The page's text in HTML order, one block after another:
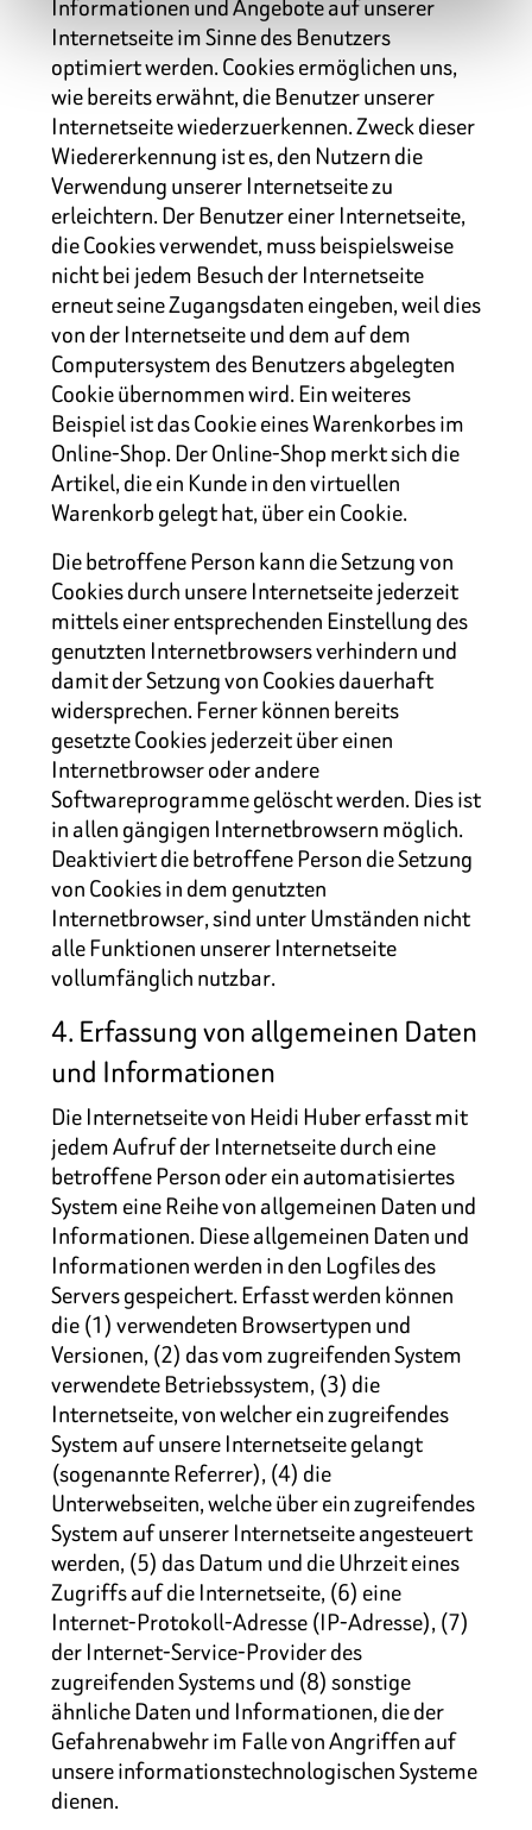
Informationen und Angebote auf unserer
Internetseite im Sinne des Benutzers
optimiert werden. Cookies ermöglichen uns,
wie bereits erwähnt, die Benutzer unserer
Internetseite wiederzuerkennen. Zweck dieser
Wiedererkennung ist es, den Nutzern die
Verwendung unserer Internetseite zu
erleichtern. Der Benutzer einer Internetseite,
die Cookies verwendet, muss beispielsweise
nicht bei jedem Besuch der Internetseite
erneut seine Zugangsdaten eingeben, weil dies
von der Internetseite und dem auf dem
Computersystem des Benutzers abgelegten
Cookie übernommen wird. Ein weiteres
Beispiel ist das Cookie eines Warenkorbes im
Online-Shop. Der Online-Shop merkt sich die
Artikel, die ein Kunde in den virtuellen
Warenkorb gelegt hat, über ein Cookie.
Die betroffene Person kann die Setzung von
Cookies durch unsere Internetseite jederzeit
mittels einer entsprechenden Einstellung des
genutzten Internetbrowsers verhindern und
damit der Setzung von Cookies dauerhaft
widersprechen. Ferner können bereits
gesetzte Cookies jederzeit über einen
Internetbrowser oder andere
Softwareprogramme gelöscht werden. Dies ist
in allen gängigen Internetbrowsern möglich.
Deaktiviert die betroffene Person die Setzung
von Cookies in dem genutzten
Internetbrowser, sind unter Umständen nicht
alle Funktionen unserer Internetseite
vollumfänglich nutzbar.
4. Erfassung von allgemeinen Daten
und Informationen
Die Internetseite von Heidi Huber erfasst mit
jedem Aufruf der Internetseite durch eine
betroffene Person oder ein automatisiertes
System eine Reihe von allgemeinen Daten und
Informationen. Diese allgemeinen Daten und
Informationen werden in den Logfiles des
Servers gespeichert. Erfasst werden können
die (1) verwendeten Browsertypen und
Versionen, (2) das vom zugreifenden System
verwendete Betriebssystem, (3) die
Internetseite, von welcher ein zugreifendes
System auf unsere Internetseite gelangt
(sogenannte Referrer), (4) die
Unterwebseiten, welche über ein zugreifendes
System auf unserer Internetseite angesteuert
werden, (5) das Datum und die Uhrzeit eines
Zugriffs auf die Internetseite, (6) eine
Internet-Protokoll-Adresse (IP-Adresse), (7)
der Internet-Service-Provider des
zugreifenden Systems und (8) sonstige
ähnliche Daten und Informationen, die der
Gefahrenabwehr im Falle von Angriffen auf
unsere informationstechnologischen Systeme
dienen.